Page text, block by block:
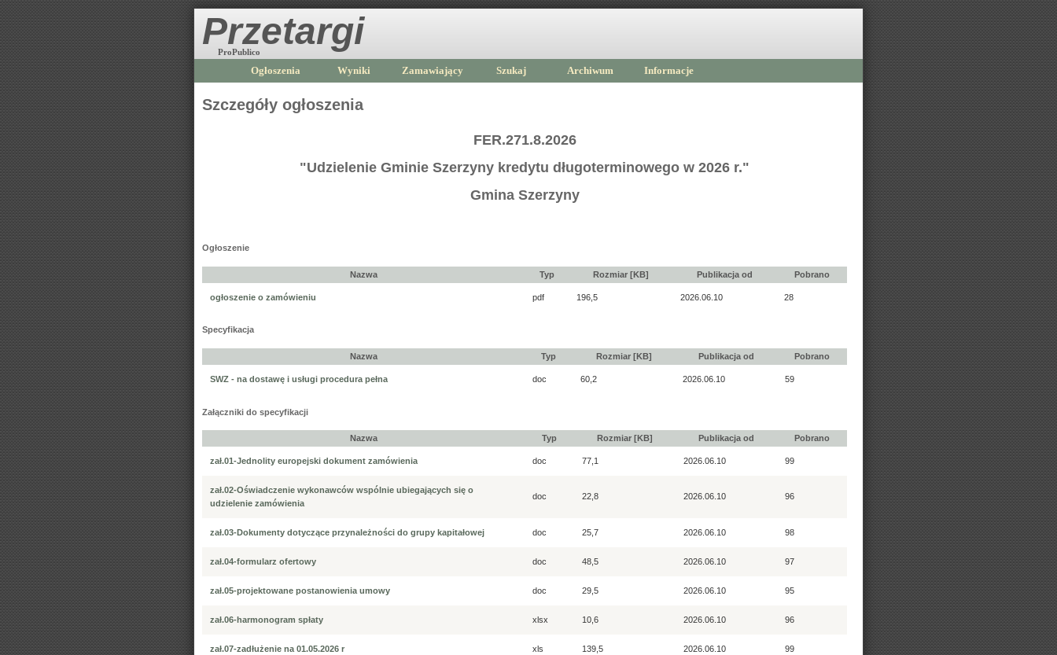
Przetargi
ProPublico
Ogłoszenia Wyniki Zamawiający Szukaj Archiwum Informacje
Szczegóły ogłoszenia
FER.271.8.2026
"Udzielenie Gminie Szerzyny kredytu długoterminowego w 2026 r."
Gmina Szerzyny
Ogłoszenie
Nazwa Typ Rozmiar [KB] Publikacja od Pobrano
ogłoszenie o zamówieniu pdf 196,5 2026.06.10 28
Specyfikacja
Nazwa Typ Rozmiar [KB] Publikacja od Pobrano
SWZ - na dostawę i usługi procedura pełna doc 60,2 2026.06.10 59
Załączniki do specyfikacji
Nazwa Typ Rozmiar [KB] Publikacja od Pobrano
zał.01-Jednolity europejski dokument zamówienia doc 77,1 2026.06.10 99
zał.02-Oświadczenie wykonawców wspólnie ubiegających się o
udzielenie zamówienia
doc 22,8 2026.06.10 96
zał.03-Dokumenty dotyczące przynależności do grupy kapitałowej doc 25,7 2026.06.10 98
zał.04-formularz ofertowy doc 48,5 2026.06.10 97
zał.05-projektowane postanowienia umowy doc 29,5 2026.06.10 95
zał.06-harmonogram spłaty xlsx 10,6 2026.06.10 96
zał.07-zadłużenie na 01.05.2026 r xls 139,5 2026.06.10 99